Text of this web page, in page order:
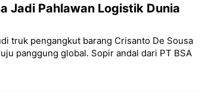
Jadi Pahlawan Logistik Dunia
truk pengangkut barang Crisanto De Sousa
panggung global. Sopir andal dari PT BSA